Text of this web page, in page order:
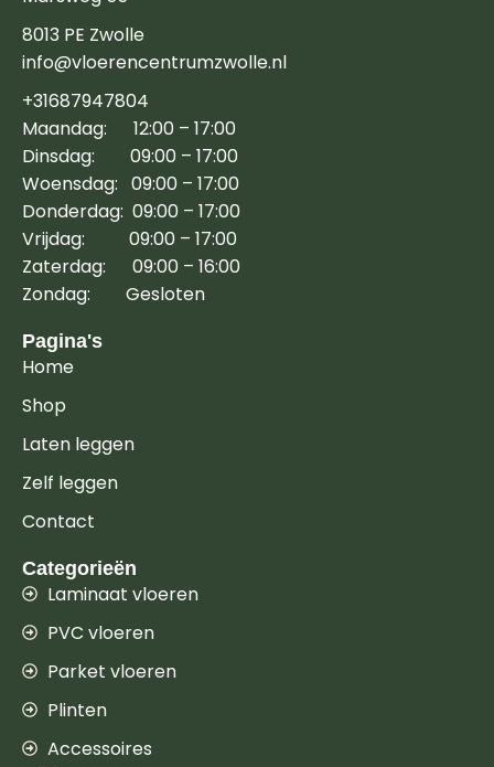
8013 PE Zwolle
info@vloerencentrumzwolle.nl
+31687947804
Maandag: 12:00 – 17:00
Dinsdag: 09:00 – 17:00
Woensdag: 09:00 – 17:00
Donderdag: 09:00 – 17:00
Vrijdag: 09:00 – 17:00
Zaterdag: 09:00 – 16:00
Zondag: Gesloten
Pagina's
Home
Shop
Laten leggen
Zelf leggen
Contact
Categorieën
Laminaat vloeren
PVC vloeren
Parket vloeren
Plinten
Accessoires